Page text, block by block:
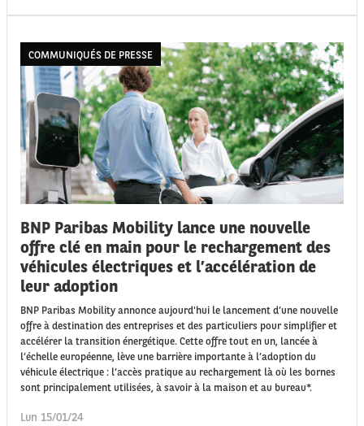
COMMUNIQUÉS DE PRESSE
BNP Paribas Mobility lance une nouvelle
offre clé en main pour le rechargement des
véhicules électriques et l’accélération de
leur adoption
BNP Paribas Mobility annonce aujourd'hui le lancement d’une nouvelle
offre à destination des entreprises et des particuliers pour simplifier et
accélérer la transition énergétique. Cette offre tout en un, lancée à
l’échelle européenne, lève une barrière importante à l’adoption du
véhicule électrique : l’accès pratique au rechargement là où les bornes
sont principalement utilisées, à savoir à la maison et au bureau*.
Lun 15/01/24